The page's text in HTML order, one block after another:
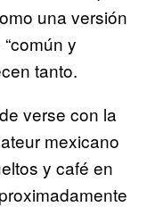
una versión
y
tanto.
verse con la
mexicano
y café en